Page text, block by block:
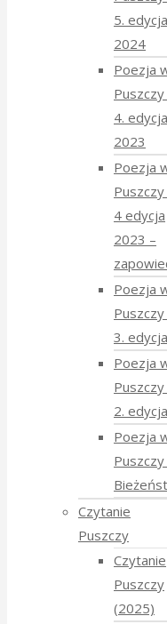
5.
2024
Poezja
Puszczy
4.
2023
Poezja
Puszczy
4 edycja
2023 –
Poezja
Puszczy
3. edycja
Poezja
Puszczy
2. edycja
Poezja
Puszczy
Czytanie
Puszczy
Czytanie
Puszczy
(2025)